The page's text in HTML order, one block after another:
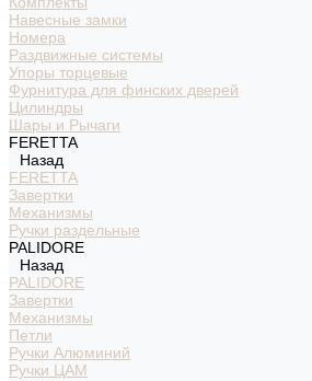
Навесные замки
Номера
Раздвижные системы
Упоры торцевые
Фурнитура для финских дверей
Цилиндры
Шары и Рычаги
FERETTA
Назад
FERETTA
Завертки
Механизмы
Ручки раздельные
PALIDORE
Назад
PALIDORE
Завертки
Механизмы
Петли
Ручки Алюминий
Ручки ЦАМ